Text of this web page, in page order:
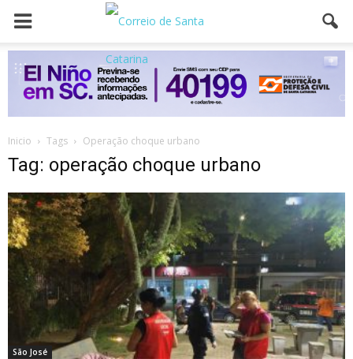
Inicio Tags Operação choque urbano
Tag: operação choque urbano
São José